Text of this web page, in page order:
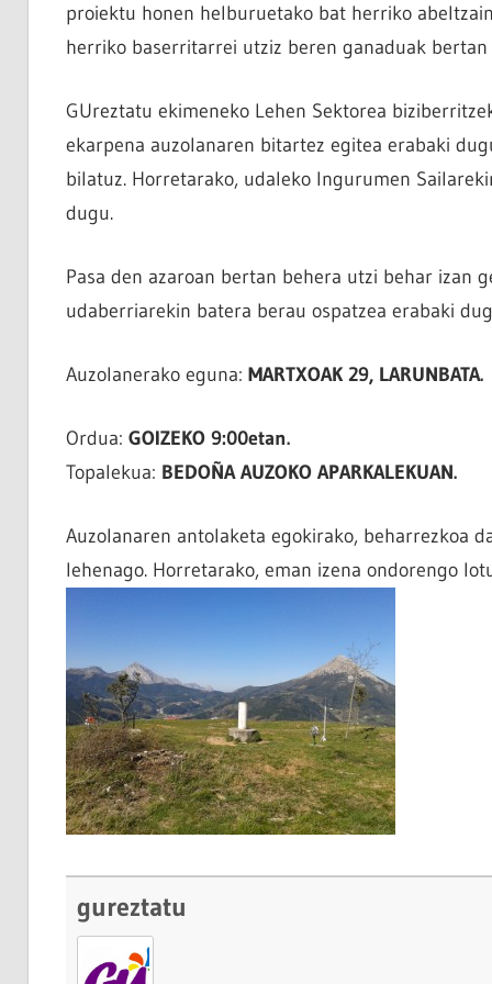
proiektu honen helburuetako bat herriko
herriko baserritarrei utziz beren ganaduak bertan
GUreztatu ekimeneko Lehen Sektorea
ekarpena auzolanaren bitartez egitea erabaki
bilatuz. Horretarako, udaleko Ingurumen
dugu.
Pasa den azaroan bertan behera utzi behar izan
udaberriarekin batera berau ospatzea erabaki
Auzolanerako eguna: MARTXOAK 29, LARUNBATA.
Ordua: GOIZEKO 9:00etan.
Topalekua: BEDOÑA AUZOKO APARKALEKUAN.
Auzolanaren antolaketa egokirako, beharrezkoa
lehenago. Horretarako, eman izena ondorengo
gureztatu